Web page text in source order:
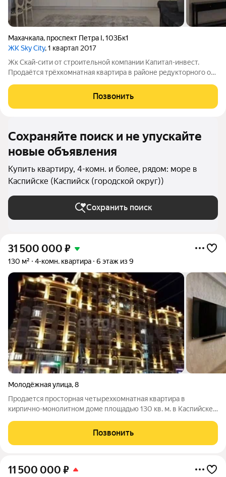
Махачкала, проспект Петра I,103Бк1
ЖК Sky City, 1 квартал 2017
Жк Скай-сити от строительной компании Капитал-инвест.
Продаётся трёхкомнатная квартира в районе редукторного от
этаже 14 этажного кирпично-монолитного дома. Зал с кухней
совмещены, а остальные
Позвонить
Сохраняйте поиск и не упускайте
новые объявления
Купить квартиру, 4-комн. и более, рядом: море в
Каспийске (Каспийск (городской округ))
Сохранить поиск
31 500 000 ₽
130 м² 4-комн. квартира 6 этаж из 9
Молодёжная улица,8
Прoдаетcя просторная четырехкомнатная квартира в
кирпично-монолитном доме площадью 130 кв. м. в Kacпийске.
транспортная развязка, рядом вся необходимая
инфраструктура: школа, детcкий cад,
Позвонить
11 500 000 ₽